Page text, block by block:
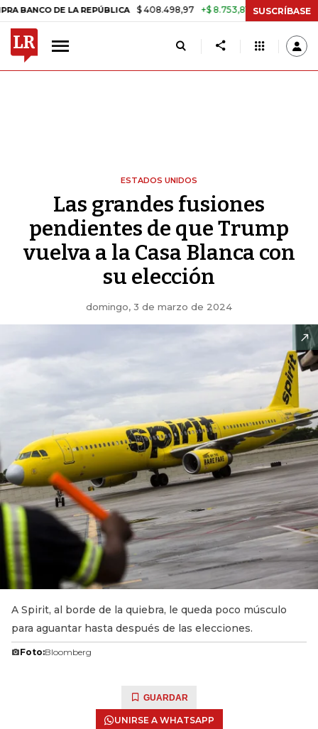
LA REPÚBLICA $ 408.498,97 +$ 8.753,81 +2,19% TASA DE
SUSCRÍBASE
ESTADOS UNIDOS
Las grandes fusiones
pendientes de que Trump
vuelva a la Casa Blanca con
su elección
domingo, 3 de marzo de 2024
A Spirit, al borde de la quiebra, le queda poco músculo
para aguantar hasta después de las elecciones.
Foto:Bloomberg
GUARDAR
UNIRSE A WHATSAPP